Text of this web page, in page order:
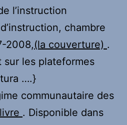
l’instruction
chambre
2008,(la couverture) .
sur les plateformes
….}
communautaire des
. Disponible dans